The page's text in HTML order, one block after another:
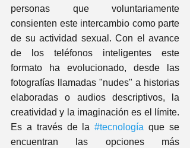
personas que voluntariamente
consienten este intercambio como parte
de su actividad sexual. Con el avance
de los teléfonos inteligentes este
formato ha evolucionado, desde las
fotografías llamadas "nudes" a historias
elaboradas o audios descriptivos, la
creatividad y la imaginación es el límite.
Es a través de la #tecnología que se
encuentran las opciones más